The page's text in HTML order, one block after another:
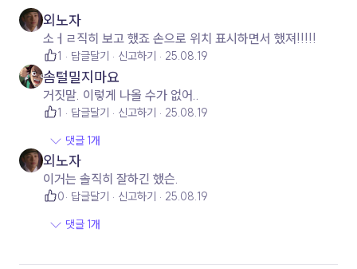
외노자
소ㅓㄹ직히 보고 했죠 손으로 위치 표시하면서 했져!!!!!
1 답글달기 신고하기 25.08.19
솜털밀지마요
거짓말. 이렇게 나올 수가 없어..
1 답글달기 신고하기
25.08.19
댓글 1개
외노자
이거는 솔직히 잘하긴 했슨.
0 답글달기 신고하기
25.08.19
댓글 1개